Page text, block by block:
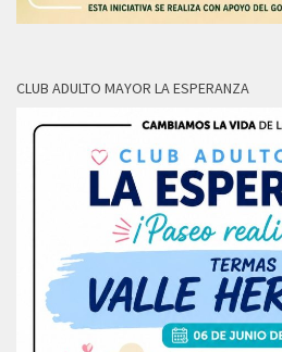
CLUB ADULTO MAYOR LA ESPERANZA